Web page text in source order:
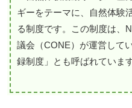
ギーをテーマに、自然体験
る制度です。この制度は、
議会（CONE）が運営して
録制度」とも呼ばれています